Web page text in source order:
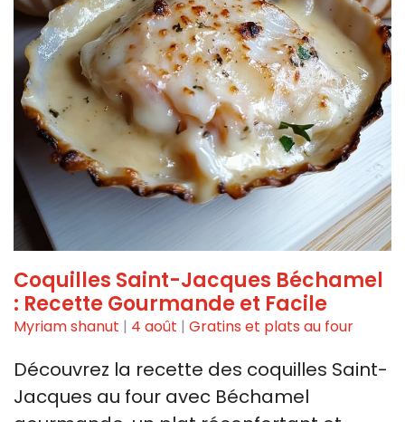
Coquilles Saint-Jacques Béchamel
: Recette Gourmande et Facile
Myriam shanut | 4 août | Gratins et plats au four
Découvrez la recette des coquilles Saint-
Jacques au four avec Béchamel